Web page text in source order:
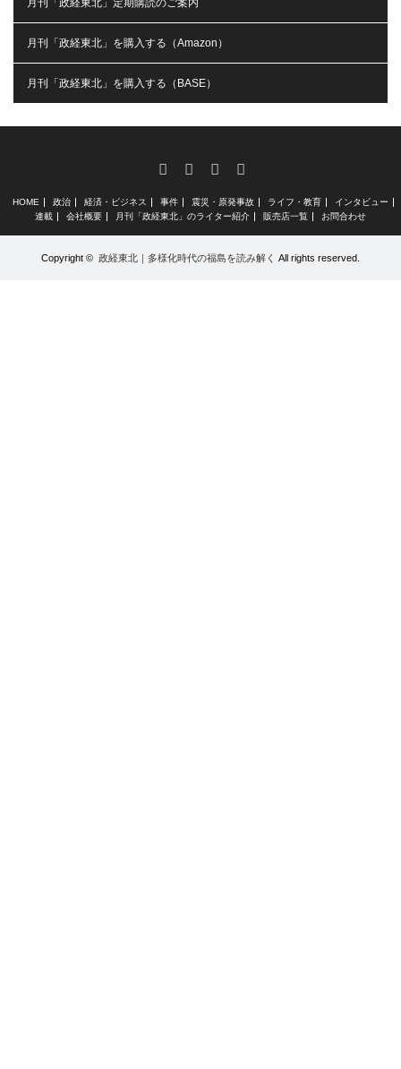
月刊「政経東北」を購入する（Amazon）
月刊「政経東北」を購入する（BASE）
FacebookInstagram
RSS
HOME 政治 経済・ビジネス 事件 震災・原発事故 ライフ・教育
インタビュー
連載
会社概要 月刊「政経東北」のライター紹介 販売店一覧 お問合わせ
Copyright © 政経東北｜多様化時代の福島を読み解く All rights reserved.